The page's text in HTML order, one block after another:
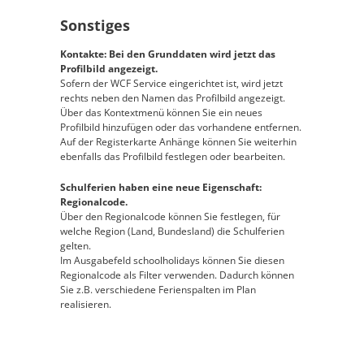
Sonstiges
Kontakte: Bei den Grunddaten wird jetzt das
Profilbild angezeigt.
Sofern der WCF Service eingerichtet ist, wird jetzt
rechts neben den Namen das Profilbild angezeigt.
Über das Kontextmenü können Sie ein neues
Profilbild hinzufügen oder das vorhandene entfernen.
Auf der Registerkarte Anhänge können Sie weiterhin
ebenfalls das Profilbild festlegen oder bearbeiten.
Schulferien haben eine neue Eigenschaft:
Regionalcode.
Über den Regionalcode können Sie festlegen, für
welche Region (Land, Bundesland) die Schulferien
gelten.
Im Ausgabefeld schoolholidays können Sie diesen
Regionalcode als Filter verwenden. Dadurch können
Sie z.B. verschiedene Ferienspalten im Plan
realisieren.